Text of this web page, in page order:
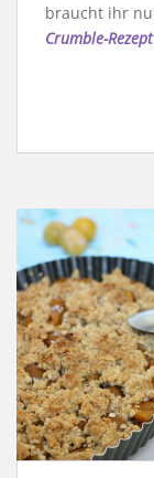
braucht ihr
Crumble-Rezept